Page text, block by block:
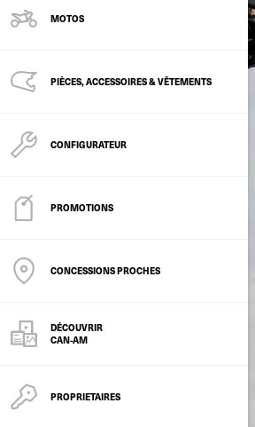
MOTOS
PIÈCES, ACCESSOIRES & VÊTEMENTS
CONFIGURATEUR
PROMOTIONS
CONCESSIONS PROCHES
DÉCOUVRIR
CAN-AM
PROPRIETAIRES